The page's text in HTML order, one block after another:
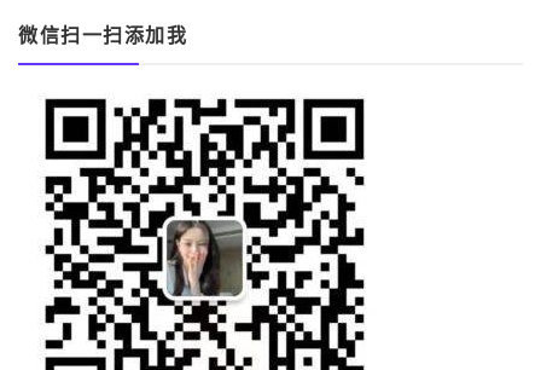
分
頁
微信扫一扫添加我